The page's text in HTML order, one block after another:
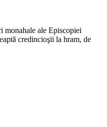
monahale ale Episcopiei
credincioşii la hram, de